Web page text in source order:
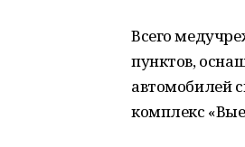
Всего
пунктов,
автомобилей
комплекс